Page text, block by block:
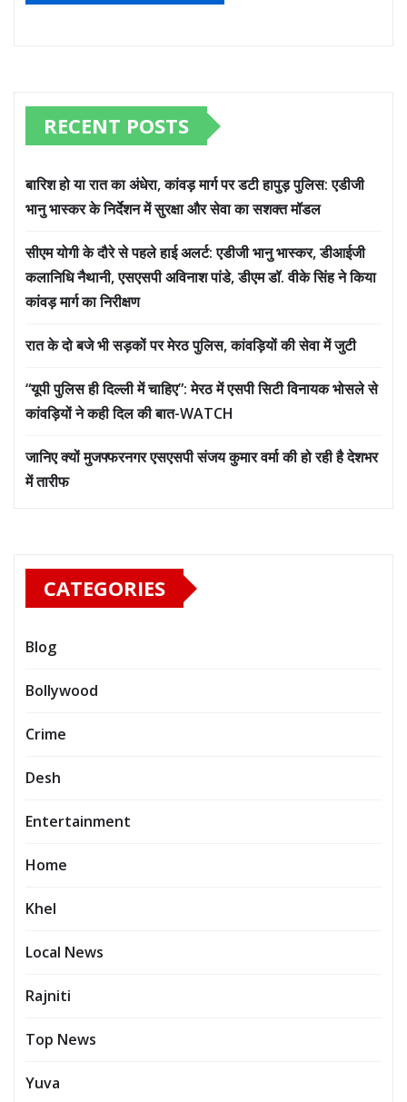
RECENT POSTS
बारिश हो या रात का अंधेरा, कांवड़ मार्ग पर डटी हापुड़ पुलिस: एडीजी
भानु भास्कर के निर्देशन में सुरक्षा और सेवा का सशक्त मॉडल
सीएम योगी के दौरे से पहले हाई अलर्ट: एडीजी भानु भास्कर, डीआईजी
कलानिधि नैथानी, एसएसपी अविनाश पांडे, डीएम डॉ. वीके सिंह ने किया
कांवड़ मार्ग का निरीक्षण
रात के दो बजे भी सड़कों पर मेरठ पुलिस, कांवड़ियों की सेवा में जुटी
“यूपी पुलिस ही दिल्ली में चाहिए”: मेरठ में एसपी सिटी विनायक भोसले से
कांवड़ियों ने कही दिल की बात-WATCH
जानिए क्यों मुजफ्फरनगर एसएसपी संजय कुमार वर्मा की हो रही है देशभर
में तारीफ
CATEGORIES
Blog
Bollywood
Crime
Desh
Entertainment
Home
Khel
Local News
Rajniti
Top News
Yuva